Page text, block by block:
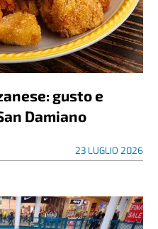
gusto e
Damiano
23 LUGLIO 2026